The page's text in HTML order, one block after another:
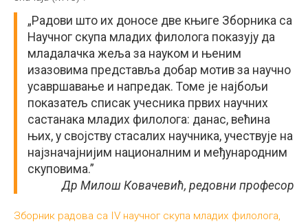
„Радови што их доносе две књиге Зборника са
Научног скупа младих филолога показују да
младалачка жеља за науком и њеним
изазовима представља добар мотив за научно
усавршавање и напредак. Томе је најбољи
показатељ списак учесника првих научних
састанака младих филолога: данас, већина
њих, у својству стасалих научника, учествује на
најзначајнијим националним и међународним
скуповима.”
Др Милош Ковачевић, редовни професор
Зборник радова са IV научног скупа младих филолога,